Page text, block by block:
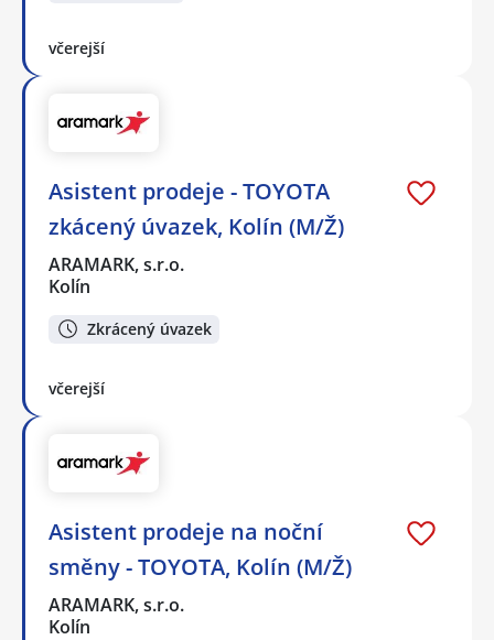
včerejší
Asistent prodeje - TOYOTA
zkácený úvazek, Kolín (M/Ž)
ARAMARK, s.r.o.
Kolín
Zkrácený úvazek
včerejší
Asistent prodeje na noční
směny - TOYOTA, Kolín (M/Ž)
ARAMARK, s.r.o.
Kolín